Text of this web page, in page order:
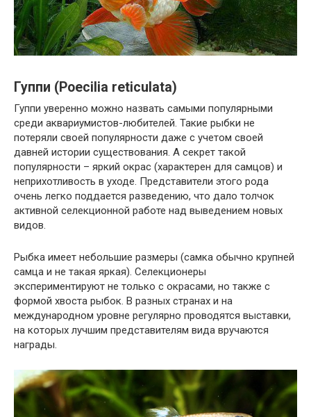
Гуппи (Poecilia reticulata)
Гуппи уверенно можно назвать самыми популярными
среди аквариумистов-любителей. Такие рыбки не
потеряли своей популярности даже с учетом своей
давней истории существования. А секрет такой
популярности – яркий окрас (характерен для самцов) и
неприхотливость в уходе. Представители этого рода
очень легко поддается разведению, что дало толчок
активной селекционной работе над выведением новых
видов.
Рыбка имеет небольшие размеры (самка обычно крупней
самца и не такая яркая). Селекционеры
экспериментируют не только с окрасами, но также с
формой хвоста рыбок. В разных странах и на
международном уровне регулярно проводятся выставки,
на которых лучшим представителям вида вручаются
награды.